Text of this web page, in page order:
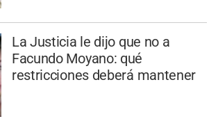
La Justicia le dijo que no a
Facundo Moyano: qué
restricciones deberá mantener